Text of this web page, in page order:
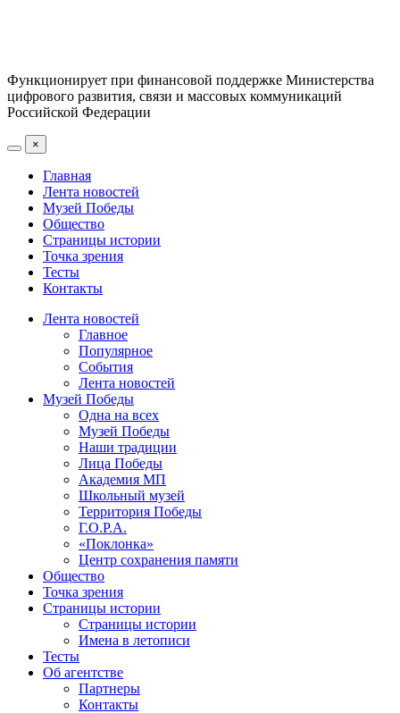
Функционирует при финансовой поддержке Министерства
цифрового развития, связи и массовых коммуникаций
Российской Федерации
×
Главная
Лента новостей
Музей Победы
Общество
Страницы истории
Точка зрения
Тесты
Контакты
Лента новостей
Главное
Популярное
События
Лента новостей
Музей Победы
Одна на всех
Музей Победы
Наши традиции
Лица Победы
Академия МП
Школьный музей
Территория Победы
Г.О.Р.А.
«Поклонка»
Центр сохранения памяти
Общество
Точка зрения
Страницы истории
Страницы истории
Имена в летописи
Тесты
Об агентстве
Партнеры
Контакты